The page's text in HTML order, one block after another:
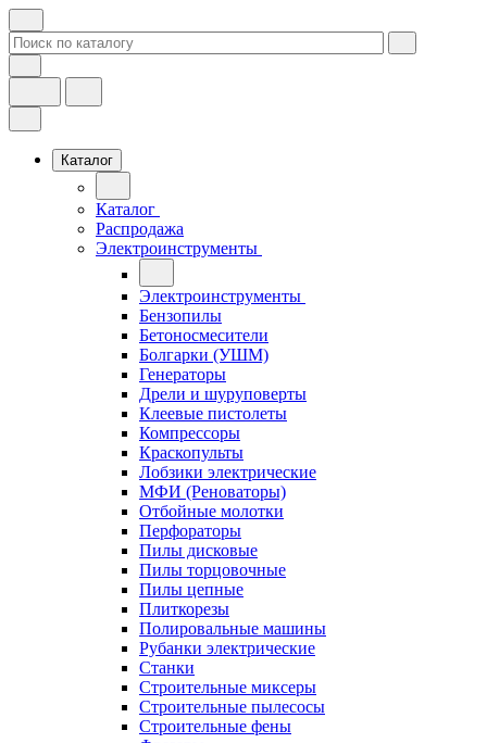
Каталог
Каталог
Распродажа
Электроинструменты
Электроинструменты
Бензопилы
Бетоносмесители
Болгарки (УШМ)
Генераторы
Дрели и шуруповерты
Клеевые пистолеты
Компрессоры
Краскопульты
Лобзики электрические
МФИ (Реноваторы)
Отбойные молотки
Перфораторы
Пилы дисковые
Пилы торцовочные
Пилы цепные
Плиткорезы
Полировальные машины
Рубанки электрические
Станки
Строительные миксеры
Строительные пылесосы
Строительные фены